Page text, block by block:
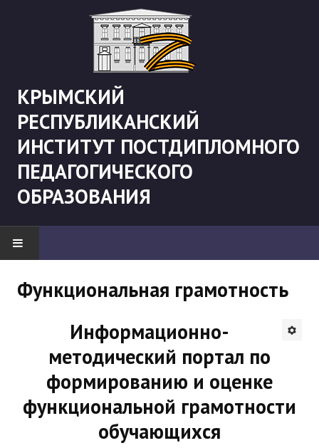
КРЫМСКИЙ
РЕСПУБЛИКАНСКИЙ
ИНСТИТУТ ПОСТДИПЛОМНОГО
ПЕДАГОГИЧЕСКОГО
ОБРАЗОВАНИЯ
Будни института
АНОНСЫ
ИНСТИТУТ
Противодействие коррупции
Функциональная грамотность
Информационно-
методический портал по
формированию и оценке
функциональной грамотности
обучающихся